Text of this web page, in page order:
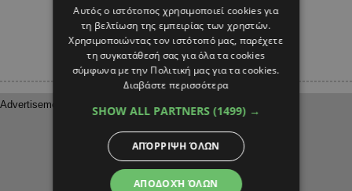
Αυτός ο ιστότοπος χρησιμοποιεί cookies για
τη βελτίωση της εμπειρίας των χρηστών.
Χρησιμοποιώντας τον ιστότοπό μας, παρέχετε
τη συγκατάθεσή σας για όλα τα cookies
σύμφωνα με την Πολιτική μας για τα cookies.
Διαβάστε περισσότερα
SHOW ALL PARTNERS (1499) →
ΑΠΟΔΟΧΉ ΌΛΩΝ
ΑΠΌΡΡΙΨΗ ΌΛΩΝ